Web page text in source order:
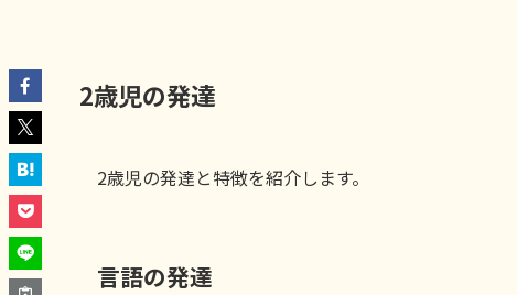
2歳児の発達
2歳児の発達と特徴を紹介します。
言語の発達